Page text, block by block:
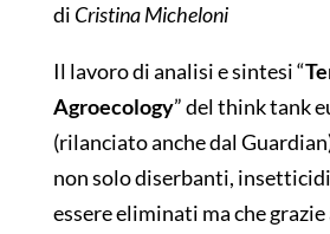
di Cristina Micheloni
Il lavoro di analisi e sintesi “
Agroecology” del think tank
(rilanciato anche dal
non solo diserbanti,
essere eliminati ma che